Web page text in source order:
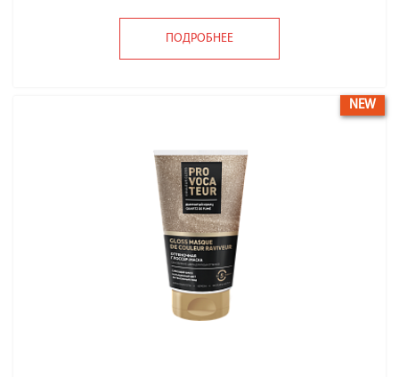
ПОДРОБНЕЕ
NEW